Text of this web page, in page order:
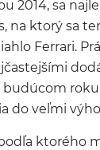
2014, sa
na ktorý sa
Ferrari.
roku
do veľmi
ktorého